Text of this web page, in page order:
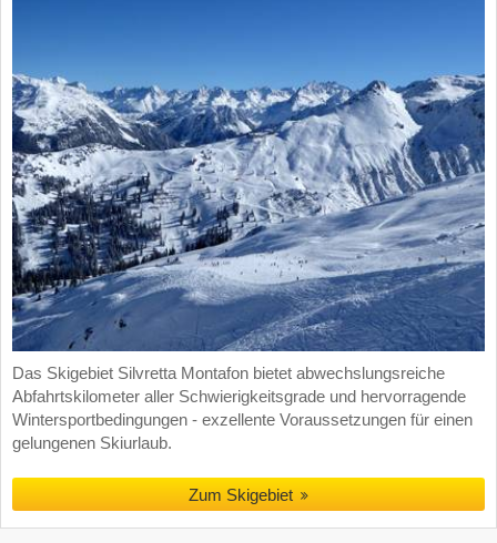
Das Skigebiet Silvretta Montafon bietet abwechslungsreiche
Abfahrtskilometer aller Schwierigkeitsgrade und hervorragende
Wintersportbedingungen - exzellente Voraussetzungen für einen
gelungenen Skiurlaub.
Zum Skigebiet